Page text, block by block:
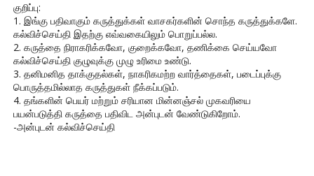
குறிப்பு:
1. இங்கு பதிவாகும் கருத்துக்கள் வாசகர்களின் சொந்த கருத்துக்களே.
கல்விச்செய்தி இதற்கு எவ்வகையிலும் பொறுப்பல்ல.
2. கருத்தை நிராகரிக்கவோ, குறைக்கவோ, தணிக்கை செய்யவோ
கல்விச்செய்தி குழுவுக்கு முழு உரிமை உண்டு.
3. தனிமனித தாக்குதல்கள், நாகரிகமற்ற வார்த்தைகள், படைப்புக்கு
பொருத்தமில்லாத கருத்துகள் நீக்கப்படும்.
4. தங்களின் பெயர் மற்றும் சரியான மின்னஞ்சல் முகவரியை
பயன்படுத்தி கருத்தை பதிவிட அன்புடன் வேண்டுகிறோம்.
-அன்புடன் கல்விச்செய்தி